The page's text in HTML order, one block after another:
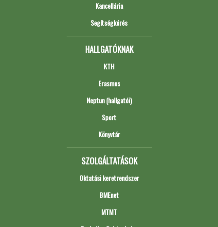
Kancellária
Segítségkérés
HALLGATÓKNAK
KTH
Erasmus
Neptun (hallgatói)
Sport
Könyvtár
SZOLGÁLTATÁSOK
Oktatási keretrendszer
BMEnet
MTMT